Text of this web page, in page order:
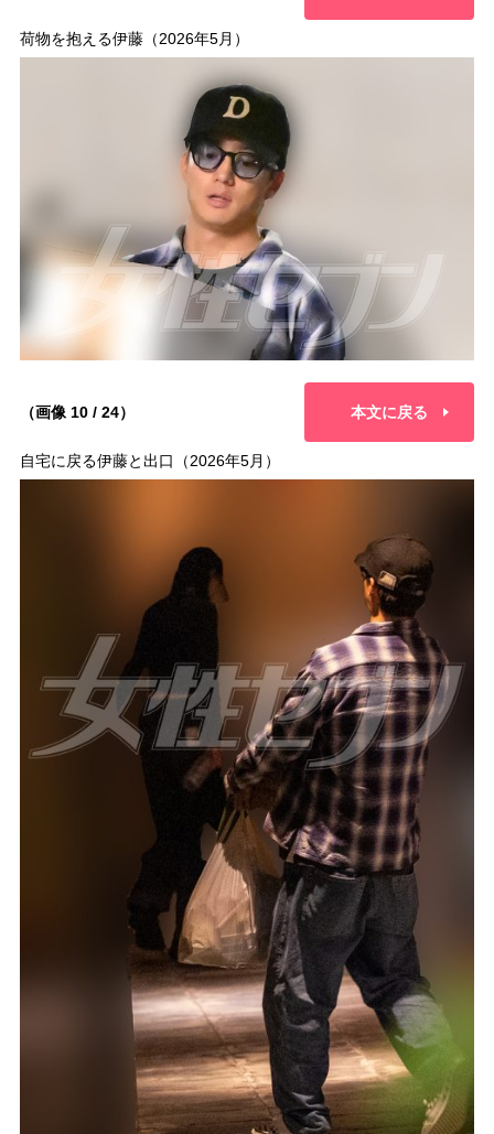
荷物を抱える伊藤（2026年5月）
（画像 10 / 24） 本文に戻る
自宅に戻る伊藤と出口（2026年5月）